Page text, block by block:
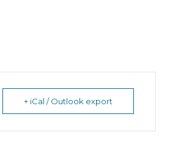
+ iCal / Outlook export